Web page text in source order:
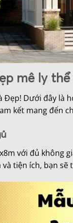
mê ly
Đẹp! Dưới đây
kết mang đến
với đủ không
tiện ích, bạn